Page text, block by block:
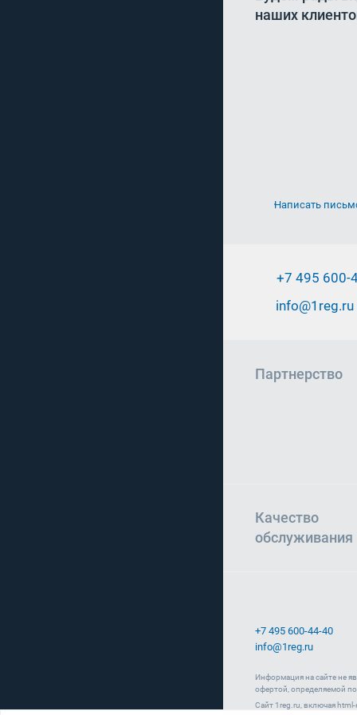
наших
Написать
+7 495 600-
info@1reg.ru
Партнерство
Качество
обслуживания
+7 495 600-44-40
info@1reg.ru
Информация на сайте не
офертой, определяемой
Сайт 1reg.ru, включая